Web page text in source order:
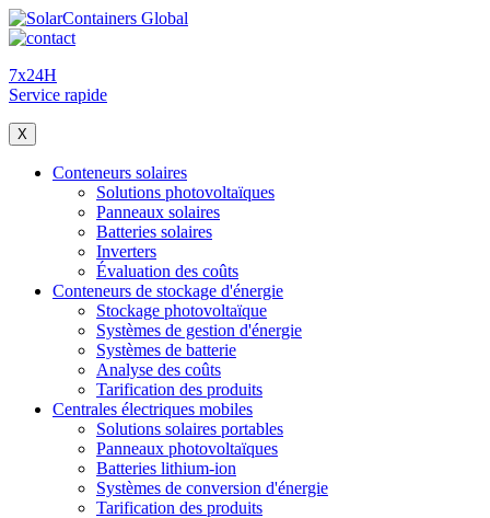
7x24H
Service rapide
X
Conteneurs solaires
Solutions photovoltaïques
Panneaux solaires
Batteries solaires
Inverters
Évaluation des coûts
Conteneurs de stockage d'énergie
Stockage photovoltaïque
Systèmes de gestion d'énergie
Systèmes de batterie
Analyse des coûts
Tarification des produits
Centrales électriques mobiles
Solutions solaires portables
Panneaux photovoltaïques
Batteries lithium-ion
Systèmes de conversion d'énergie
Tarification des produits